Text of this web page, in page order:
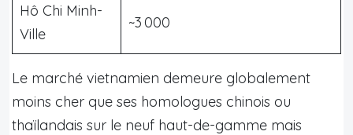
Hô Chi Minh-
Ville
~3 000
Le marché vietnamien demeure globalement
moins cher que ses homologues chinois ou
thaïlandais sur le neuf haut-de-gamme mais